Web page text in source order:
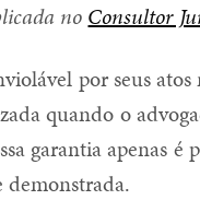
no Consultor
por seus
quando o
garantia apenas